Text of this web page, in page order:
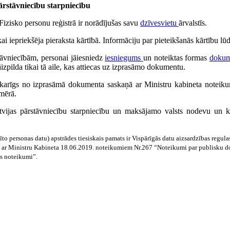
starpniecību
personu reģistrā ir norādījušas savu dzīvesvietu ārvalstīs.
iepriekšēja pieraksta kārtībā. Informāciju par pieteikšanās kārtību
personai jāiesniedziesniegums un noteiktas formas
tikai tā aile, kas attiecas uz izprasāmo dokumentu.
no izprasāmā dokumenta saskaņā ar Ministru kabineta
pārstāvniecību starpniecību un maksājamo valsts nodevu un
personas datu) apstrādes tiesiskais pamats ir Vispārīgās datu aizsardzības
ar Ministru Kabineta 18.06.2019. noteikumiem Nr.267 “Noteikumi par
noteikumi”.